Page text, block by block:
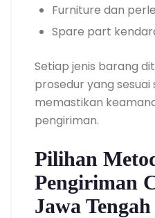
Furniture dan
Spare part
Setiap jenis barang
prosedur yang
memastikan
pengiriman.
Pilihan
Pengiriman
Jawa Tengah